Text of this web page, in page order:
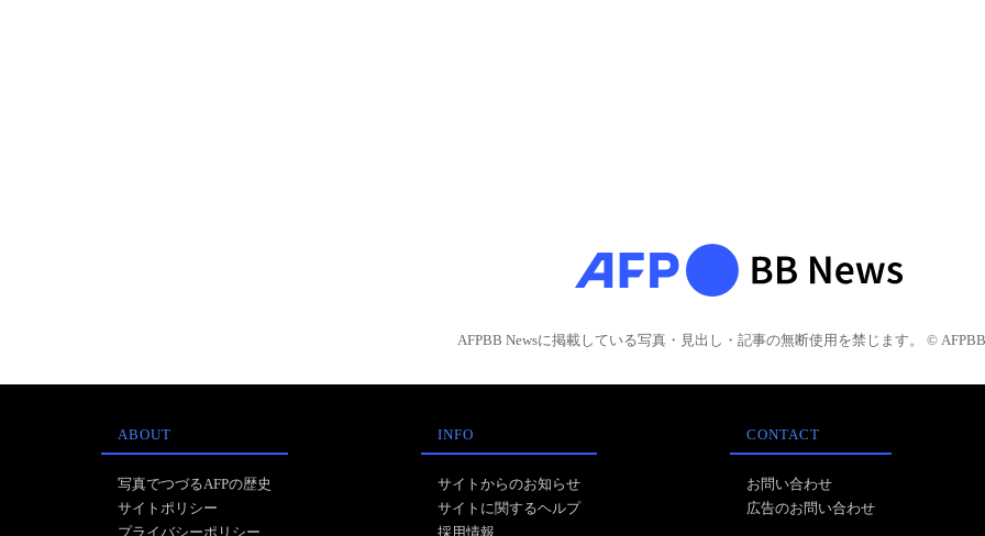
AFPBB Newsに掲載している写真・見出し・記事の無断使用を禁じます。 © AFPBB
ABOUT
写真でつづるAFPの歴史
サイトポリシー
プライバシーポリシー
INFO
サイトからのお知らせ
サイトに関するヘルプ
採用情報
CONTACT
お問い合わせ
広告のお問い合わせ